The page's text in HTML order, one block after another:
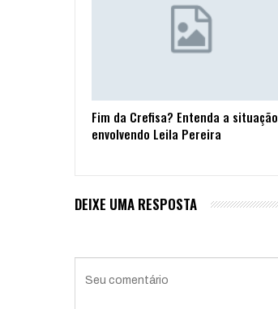
Fim da Crefisa? Entenda a situação
envolvendo Leila Pereira
DEIXE UMA RESPOSTA